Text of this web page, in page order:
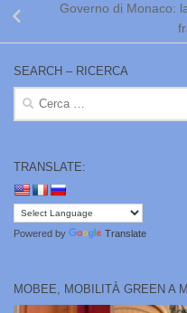
Governo di Monaco:
SEARCH – RICERCA
Ricerca
TRANSLATE:
Powered by Translate
MOBEE, MOBILITÀ GREEN A